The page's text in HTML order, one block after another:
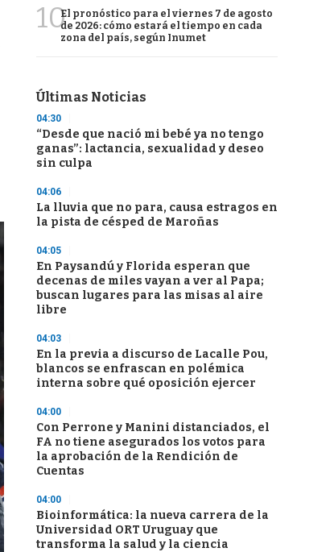
10El pronóstico para el viernes 7 de agosto
de 2026: cómo estará el tiempo en cada
zona del país, según Inumet
Últimas Noticias
04:30
“Desde que nació mi bebé ya no tengo
ganas”: lactancia, sexualidad y deseo
sin culpa
04:06
La lluvia que no para, causa estragos en
la pista de césped de Maroñas
04:05
En Paysandú y Florida esperan que
decenas de miles vayan a ver al Papa;
buscan lugares para las misas al aire
libre
04:03
En la previa a discurso de Lacalle Pou,
blancos se enfrascan en polémica
interna sobre qué oposición ejercer
04:00
Con Perrone y Manini distanciados, el
FA no tiene asegurados los votos para
la aprobación de la Rendición de
Cuentas
04:00
Bioinformática: la nueva carrera de la
Universidad ORT Uruguay que
transforma la salud y la ciencia